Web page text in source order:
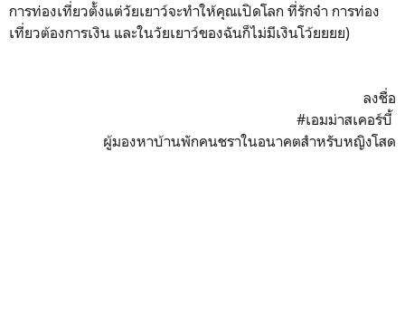
การท่องเที่ยวตั้งแต่วัยเยาว์จะทำให้คุณเปิดโลก ที่รักจ๋า การท่อง
เที่ยวต้องการเงิน และในวัยเยาว์ของฉันก็ไม่มีเงินโว้ยยยย)
ลงชื่อ
#เอมม่าสเคอร์บี้
ผู้มองหาบ้านพักคนชราในอนาคตสำหรับหญิงโสด